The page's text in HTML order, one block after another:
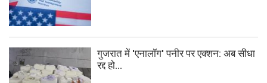
गुजरात में 'एनालॉग' पनीर पर एक्शन: अब सीधा
रद्द हो...